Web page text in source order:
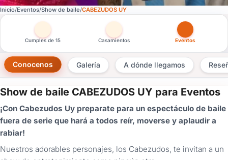
Inicio Eventos Show de baile CABEZUDOS UY
Otras versiones de esta ficha por tipo de festejo
Cumples de 15 Casamientos Eventos
Conocenos Galería A dónde llegamos
Show de baile CABEZUDOS UY para Eventos
¡Con Cabezudos Uy preparate para un espectáculo de baile
fuera de serie que hará a todos reír, moverse y aplaudir a
rabiar!
Nuestros adorables personajes, los Cabezudos, te invitan a un
×
Consultar
tenés
cuenta?